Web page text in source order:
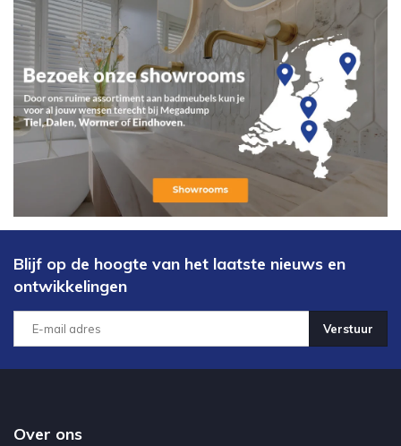
Blijf op de hoogte van het laatste nieuws en
ontwikkelingen
Verstuur
Over ons